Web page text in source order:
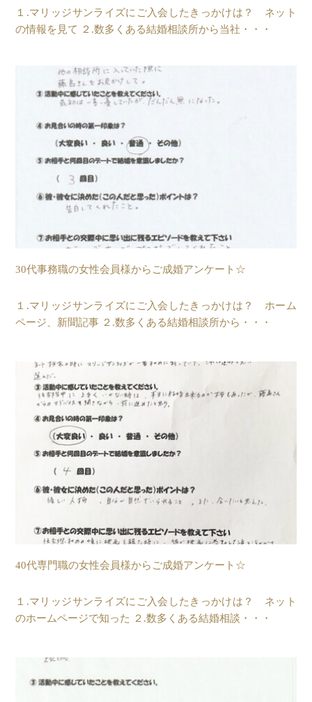
１.マリッジサンライズにご入会したきっかけは？ ネット
の情報を見て ２.数多くある結婚相談所から当社・・・
30代事務職の女性会員様からご成婚アンケート☆
１.マリッジサンライズにご入会したきっかけは？ ホーム
ページ、新聞記事 ２.数多くある結婚相談所から・・・
40代専門職の女性会員様からご成婚アンケート☆
１.マリッジサンライズにご入会したきっかけは？ ネット
のホームページで知った ２.数多くある結婚相談・・・